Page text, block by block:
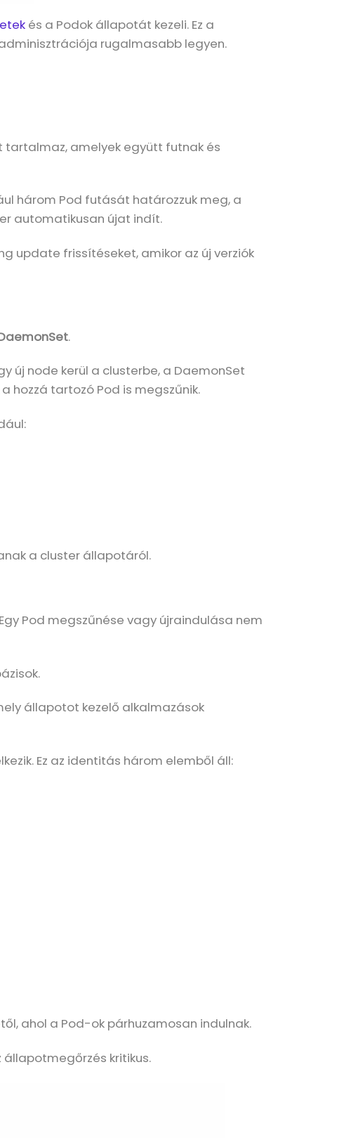
és a Podok állapotát kezeli. Ez a
rugalmasabb legyen.
tartalmaz, amelyek együtt futnak és
három Pod futását határozzuk meg, a
automatikusan újat indít.
update frissítéseket, amikor az új verziók
.
új node kerül a clusterbe, a DaemonSet
tartozó Pod is megszűnik.
a cluster állapotáról.
Pod megszűnése vagy újraindulása nem
állapotot kezelő alkalmazások
Ez az identitás három elemből áll:
ahol a Pod-ok párhuzamosan indulnak.
állapotmegőrzés kritikus.